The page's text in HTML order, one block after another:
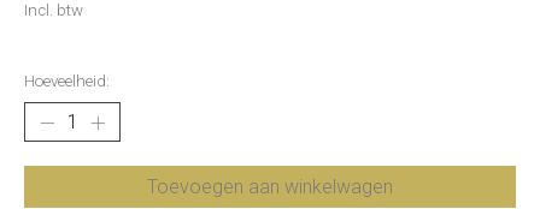
Incl. btw
Hoeveelheid:
Toevoegen aan winkelwagen